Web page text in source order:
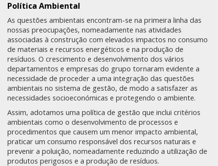
Política Ambiental
As questões ambientais encontram-se na primeira linha das
nossas preocupações, nomeadamente nas atividades
associadas à construção com elevados impactos no consumo
de materiais e recursos energéticos e na produção de
resíduos. O crescimento e desenvolvimento dos vários
departamentos e empresas do grupo tornaram evidente a
necessidade de proceder a uma integração das questões
ambientais no sistema de gestão, de modo a satisfazer as
necessidades socioeconómicas e protegendo o ambiente.
Assim, adotamos uma política de gestão que inclui critérios
ambientais como o desenvolvimento de processos e
procedimentos que causem um menor impacto ambiental,
praticar um consumo responsável dos recursos naturais e
prevenir a poluição, nomeadamente reduzindo a utilização de
produtos perigosos e a produção de resíduos.